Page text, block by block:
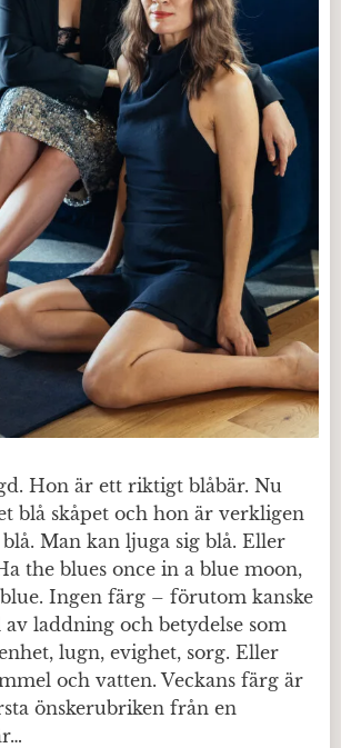
Hon är ett riktigt blåbär. Nu
blå skåpet och hon är verkligen
Man kan ljuga sig blå. Eller
the blues once in a blue moon,
Ingen färg – förutom kanske
laddning och betydelse som
lugn, evighet, sorg. Eller
och vatten. Veckans färg är
önskerubriken från en